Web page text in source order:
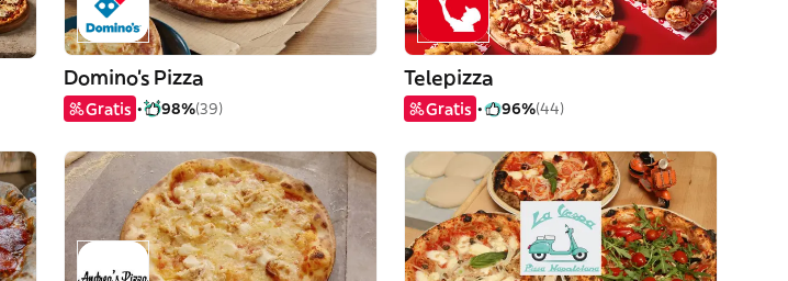
Domino's Pizza
Gratis 98%(39)
Telepizza
Gratis 96%(44)